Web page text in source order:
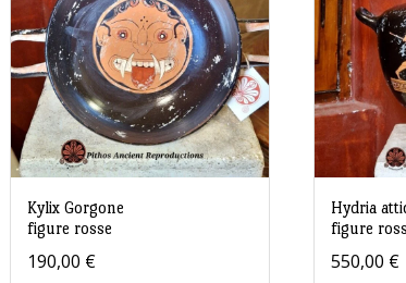
Kylix Gorgone
figure rosse
190,00 €
Hydria
figure
550,00 €